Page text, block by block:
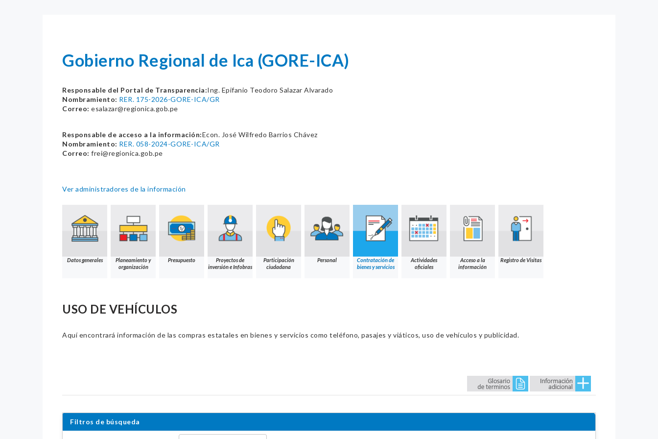
Gobierno Regional de Ica (GORE-ICA)
Responsable del Portal de Transparencia:Ing. Epifanio Teodoro Salazar Alvarado
Nombramiento: RER. 175-2026-GORE-ICA/GR
Correo: esalazar@regionica.gob.pe
Responsable de acceso a la información:Econ. José Wilfredo Barrios Chávez
Nombramiento: RER. 058-2024-GORE-ICA/GR
Correo: frei@regionica.gob.pe
Ver administradores de la información
Datos generales
Planeamiento y
organización
Presupuesto
Proyectos de
inversión e Infobras
Participación
ciudadana
Personal
Contratación de
bienes y servicios
Actividades
oficiales
Acceso a la
información
Registro de Visitas
USO DE VEHÍCULOS
Aquí encontrará información de las compras estatales en bienes y servicios como teléfono, pasajes y viáticos, uso de vehículos y publicidad.
Filtros de búsqueda